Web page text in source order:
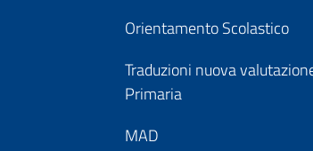
Orientamento Scolastico
Traduzioni nuova
Primaria
MAD